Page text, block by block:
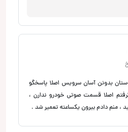
بدونن آسان سرویس اصلا پاسخگو
اصلا قسمت صوتی خودرو ندارن ،
، منم دادم بیرون یکساعته تعمیر شد .